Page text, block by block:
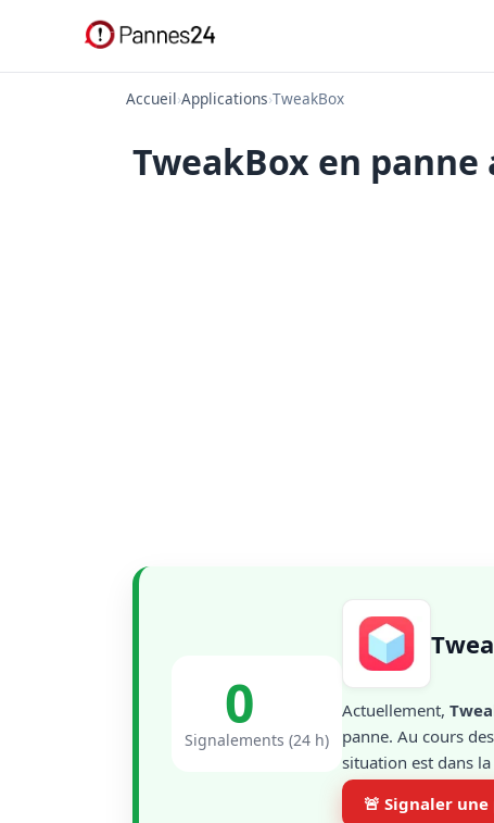
Accueil›Applications›TweakBox
TweakBox en
0
Signalements (24 h)
Actuellement,
panne. Au cours
situation est dans
🚨 Signaler